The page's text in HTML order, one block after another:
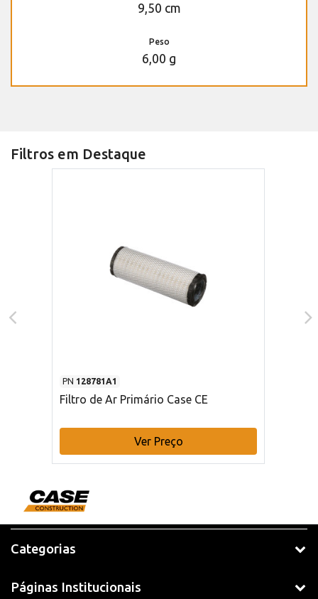
9,50 cm
Peso
6,00 g
Filtros em Destaque
PN 128781A1
Filtro de Ar Primário Case CE
Ver Preço
Categorias
Páginas Institucionais